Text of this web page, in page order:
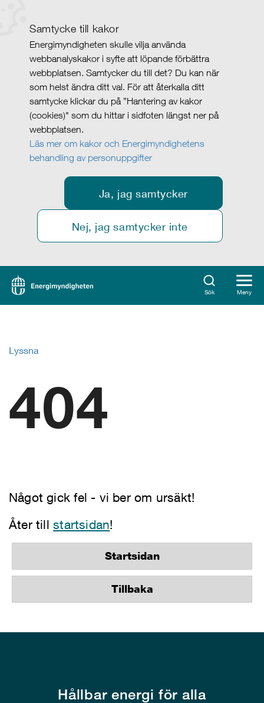
Samtycke till kakor
Energimyndigheten skulle vilja använda
webbanalyskakor i syfte att löpande förbättra
webbplatsen. Samtycker du till det? Du kan när
som helst ändra ditt val. För att återkalla ditt
samtycke klickar du på ”Hantering av kakor
(cookies)" som du hittar i sidfoten längst ner på
webbplatsen.
Läs mer om kakor och Energimyndighetens
behandling av personuppgifter
Ja, jag samtycker
Nej, jag samtycker inte
Sök Meny
Lyssna
404
Något gick fel - vi ber om ursäkt!
Åter tillstartsidan!
Startsidan
Tillbaka
Hållbar energi för alla